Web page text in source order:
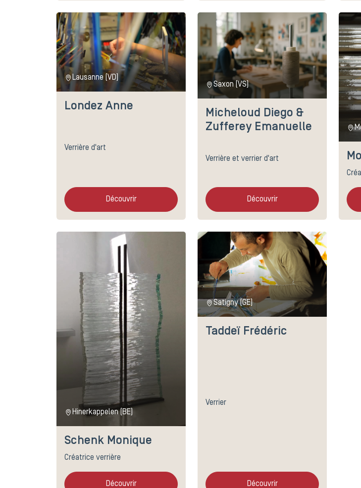
Lausanne (VD)
Londez Anne
Verrière d'art
Découvrir
Saxon (VS)
Micheloud Diego &
Zufferey Emanuelle
Verrière et verrier d'art
Découvrir
Hinerkappelen (BE)
Schenk Monique
Créatrice verrière
Découvrir
Satigny (GE)
Taddeï Frédéric
Verrier
Découvrir